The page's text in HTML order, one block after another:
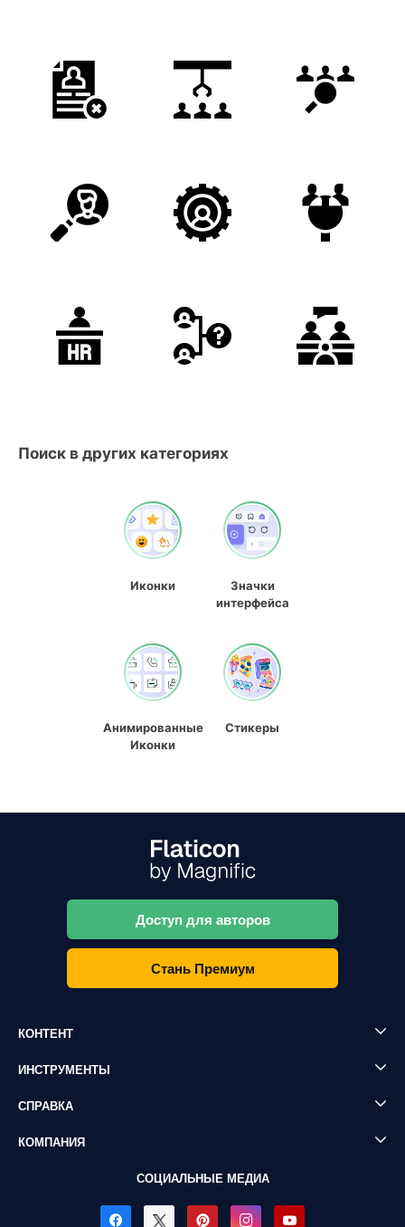
Поиск в других категориях
Иконки
Значки
интерфейса
Анимированные
Иконки
Стикеры
Доступ для авторов
Стань Премиум
КОНТЕНТ
ИНСТРУМЕНТЫ
СПРАВКА
КОМПАНИЯ
СОЦИАЛЬНЫЕ МЕДИА